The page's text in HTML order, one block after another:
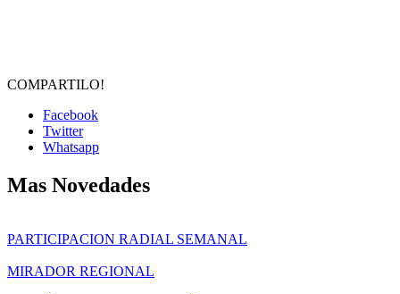
COMPARTILO!
Facebook
Twitter
Whatsapp
Mas Novedades
PARTICIPACION RADIAL SEMANAL
MIRADOR REGIONAL